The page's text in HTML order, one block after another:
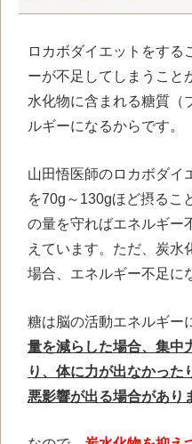
ロカボダイエットをする
ーが不足してしまうこと
水化物に含まれる糖質（
ルギーになるからです。
山田悟医師のロカボダイ
を70g～130gほど摂るこ
の量を守ればエネルギー
えています。ただ、炭水
場合、エネルギー不足に
糖は脳の活動エネルギー
量を減らした場合、集中
り、体に力が出なかった
悪影響が出る場合があり